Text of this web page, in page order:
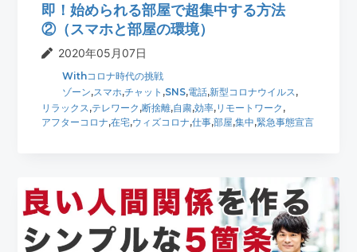
即！始められる部屋で超集中する方法
②（スマホと部屋の環境）
2020年05月07日
Withコロナ時代の挑戦
ゾーン,スマホ,チャット ,SNS,電話,新型コロナウイルス ,
リラックス ,テレワーク ,断捨離,自粛,効率,リモートワーク ,
アフターコロナ,在宅,ウィズコロナ,仕事,部屋,集中,緊急事態宣言